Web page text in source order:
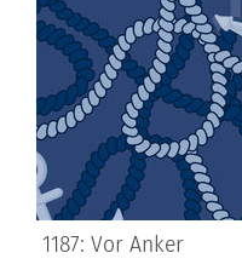
1187: Vor Anker